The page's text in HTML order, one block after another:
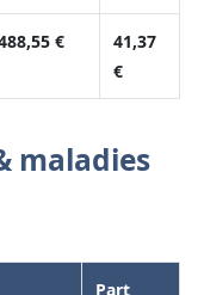
€
41,37
€
maladies
Part